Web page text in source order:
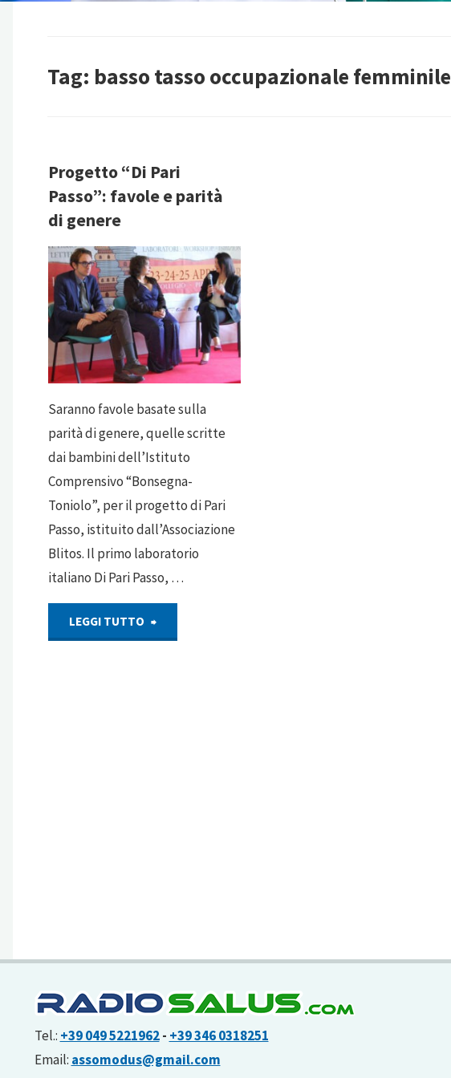
Tag: basso tasso occupazionale femminile
Progetto “Di Pari
Passo”: favole e parità
di genere
NOTIZIE
Saranno favole basate sulla
parità di genere, quelle scritte
dai bambini dell’Istituto
Comprensivo “Bonsegna-
Toniolo”, per il progetto di Pari
Passo, istituito dall’Associazione
Blitos. Il primo laboratorio
italiano Di Pari Passo, …
LEGGI TUTTO "Progetto
Tel.: +39 049 5221962- +39 346 0318251
Email: assomodus@gmail.com